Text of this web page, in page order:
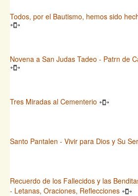
Todos, por el Bautismo, hemos sido
Novena a San Judas Tadeo - Patrn de
Tres Miradas al Cementerio
Santo Pantalen - Vivir para Dios y Su
Recuerdo de los Fallecidos y las
- Letanas, Oraciones, Reflecciones